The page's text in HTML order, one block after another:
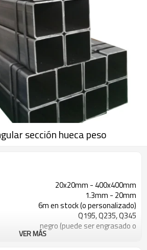
sección hueca peso
20x20mm - 400x400mm
1.3mm - 20mm
6m en stock (o personalizado)
Q195, Q235, Q345
negro (puede ser engrasado o
VER MÁS